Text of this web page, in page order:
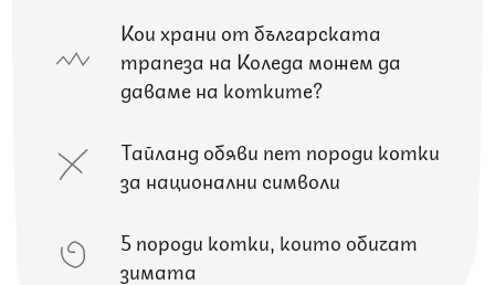
Кои храни от българската
трапеза на Коледа можем да
даваме на котките?
Тайланд обяви пет породи котки
за национални символи
5 породи котки, които обичат
зимата